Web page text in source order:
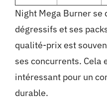
Night Mega Burner se
dégressifs et ses
qualité-prix est
ses concurrents. Cela
intéressant pour un
durable.